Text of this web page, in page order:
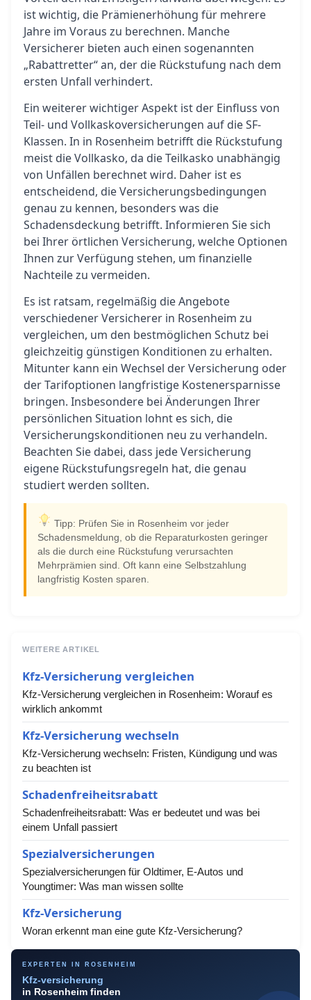
ist wichtig, die Prämienerhöhung für mehrere
Jahre im Voraus zu berechnen. Manche
Versicherer bieten auch einen sogenannten
„Rabattretter“ an, der die Rückstufung nach dem
ersten Unfall verhindert.
Ein weiterer wichtiger Aspekt ist der Einfluss von
Teil- und Vollkaskoversicherungen auf die SF-
Klassen. In in Rosenheim betrifft die Rückstufung
meist die Vollkasko, da die Teilkasko unabhängig
von Unfällen berechnet wird. Daher ist es
entscheidend, die Versicherungsbedingungen
genau zu kennen, besonders was die
Schadensdeckung betrifft. Informieren Sie sich
bei Ihrer örtlichen Versicherung, welche Optionen
Ihnen zur Verfügung stehen, um finanzielle
Nachteile zu vermeiden.
Es ist ratsam, regelmäßig die Angebote
verschiedener Versicherer in Rosenheim zu
vergleichen, um den bestmöglichen Schutz bei
gleichzeitig günstigen Konditionen zu erhalten.
Mitunter kann ein Wechsel der Versicherung oder
der Tarifoptionen langfristige Kostenersparnisse
bringen. Insbesondere bei Änderungen Ihrer
persönlichen Situation lohnt es sich, die
Versicherungskonditionen neu zu verhandeln.
Beachten Sie dabei, dass jede Versicherung
eigene Rückstufungsregeln hat, die genau
studiert werden sollten.
Tipp: Prüfen Sie in Rosenheim vor jeder
Schadensmeldung, ob die Reparaturkosten geringer
als die durch eine Rückstufung verursachten
Mehrprämien sind. Oft kann eine Selbstzahlung
langfristig Kosten sparen.
WEITERE ARTIKEL
Kfz-Versicherung vergleichen
Kfz-Versicherung vergleichen in Rosenheim: Worauf es
wirklich ankommt
Kfz-Versicherung wechseln
Kfz-Versicherung wechseln: Fristen, Kündigung und was
zu beachten ist
Schadenfreiheitsrabatt
Schadenfreiheitsrabatt: Was er bedeutet und was bei
einem Unfall passiert
Spezialversicherungen
Spezialversicherungen für Oldtimer, E-Autos und
Youngtimer: Was man wissen sollte
Kfz-Versicherung
Woran erkennt man eine gute Kfz-Versicherung?
EXPERTEN IN ROSENHEIM
Kfz-versicherung
in Rosenheim finden